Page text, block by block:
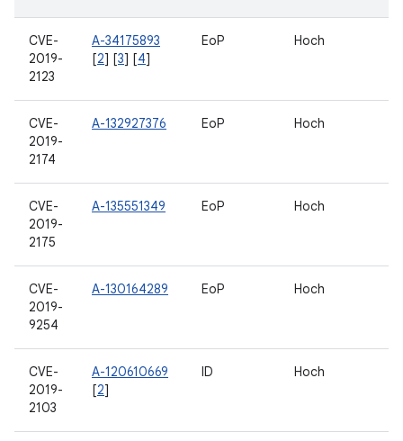
CVE-
2019-
2123
A-34175893
[2] [3] [4]
EoP Hoch
CVE-
2019-
2174
A-132927376 EoP Hoch
CVE-
2019-
2175
A-135551349 EoP Hoch
CVE-
2019-
9254
A-130164289 EoP Hoch
CVE-
2019-
2103
A-120610669
[2]
ID Hoch